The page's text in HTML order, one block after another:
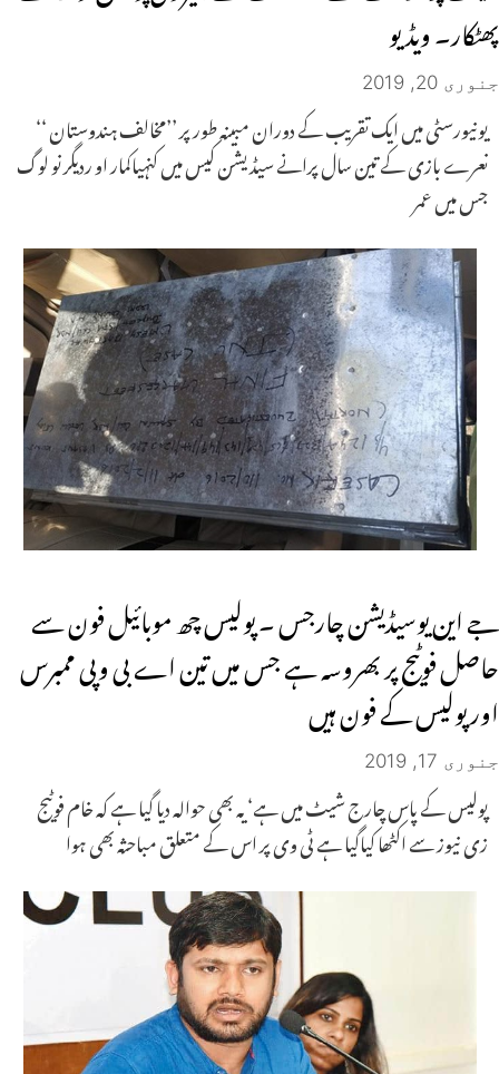
پھٹکار۔ ویڈیو
جنوری 20, 2019
یونیورسٹی میں ایک تقریب کے دوران مبینہ طور پر ’’مخالف ہندوستان ‘‘
نعرے بازی کے تین سال پرانے سیڈ یشن کیس میں کنہیاکمار او ردیگر نو لوگ
جس میں عمر
جے این یوسیڈیشن چارجس ۔ پولیس چھ موبائیل فون سے
حاصل فوٹیج پر بھروسہ ہے جس میں تین اے بی وپی ممبرس
اور پولیس کے فون ہیں
جنوری 17, 2019
پولیس کے پاس چارج شیٹ میں ہے‘یہ بھی حوالہ دیا گیا ہے کہ خام فوٹیج
زی نیوز سے اکٹھا کیاگیا ہے ٹی وی پر اس کے متعلق مباحثہ بھی ہوا